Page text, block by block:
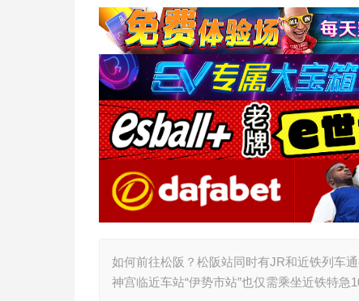
如何前往松阪？松阪站同时有JR和近铁列车
神宫临近车站“伊势市站”也仅需乘坐近铁特急